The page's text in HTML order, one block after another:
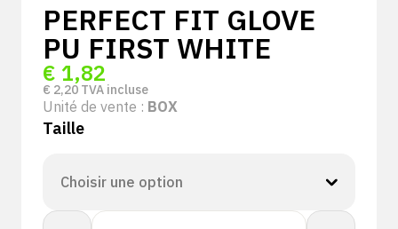
PERFECT FIT GLOVE
PU FIRST WHITE
€ 1,82
€ 2,20 TVA incluse
Unité de vente : BOX
Taille
quantité